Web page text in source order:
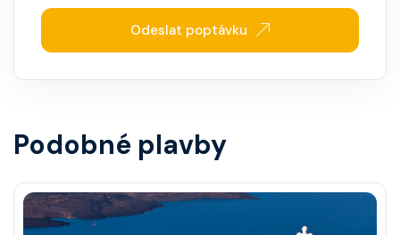
Odeslat poptávku
Podobné plavby